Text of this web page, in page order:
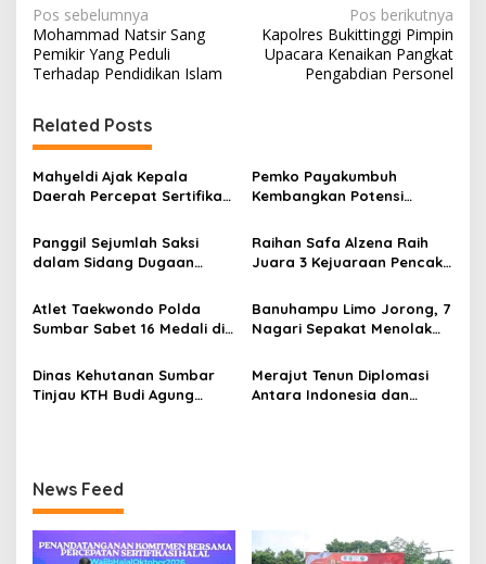
N
a
v
i
g
a
s
i
p
o
s
Pos sebelumnya
Mohammad Natsir Sang
Pemikir Yang Peduli
Terhadap Pendidikan Islam
Pos berikutnya
Kapolres Bukittinggi Pimpin
Upacara Kenaikan Pangkat
Pengabdian Personel
Related Posts
Mahyeldi Ajak Kepala
Daerah Percepat Sertifikasi
Pusat Ekosistem Halal
Nasional
Pemko Payakumbuh
Kembangkan Potensi
Kesejahteraan Peternak
Melalui Kontes Kambing PE
Wali Kota Cup 2026
Panggil Sejumlah Saksi
dalam Sidang Dugaan
Terdakwa Haji DS
Raihan Safa Alzena Raih
Juara 3 Kejuaraan Pencak
Sumatera Barat
Atlet Taekwondo Polda
Sumbar Sabet 16 Medali di
Banuhampu Limo Jorong, 7
Nagari Sepakat Menolak
Dinas Kehutanan Sumbar
Tinjau KTH Budi Agung
Merajut Tenun Diplomasi
Antara Indonesia dan
News Feed